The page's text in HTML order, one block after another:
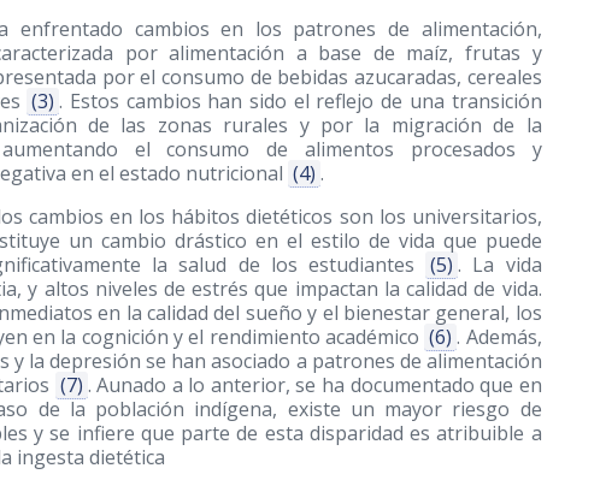
enfrentado cambios en los patrones de alimentación,
por alimentación a base de maíz, frutas y
por el consumo de bebidas azucaradas, cereales
(3) . Estos cambios han sido el reflejo de una transición
de las zonas rurales y por la migración de la
el consumo de alimentos procesados y
en el estado nutricional (4) .
cambios en los hábitos dietéticos son los universitarios,
un cambio drástico en el estilo de vida que puede
la salud de los estudiantes
(5) . La vida
y altos niveles de estrés que impactan la calidad de vida.
en la calidad del sueño y el bienestar general, los
en la cognición y el rendimiento académico (6) . Además,
y la depresión se han asociado a patrones de alimentación
(7) . Aunado a lo anterior, se ha documentado que en
de la población indígena, existe un mayor riesgo de
y se infiere que parte de esta disparidad es atribuible a
ingesta dietética